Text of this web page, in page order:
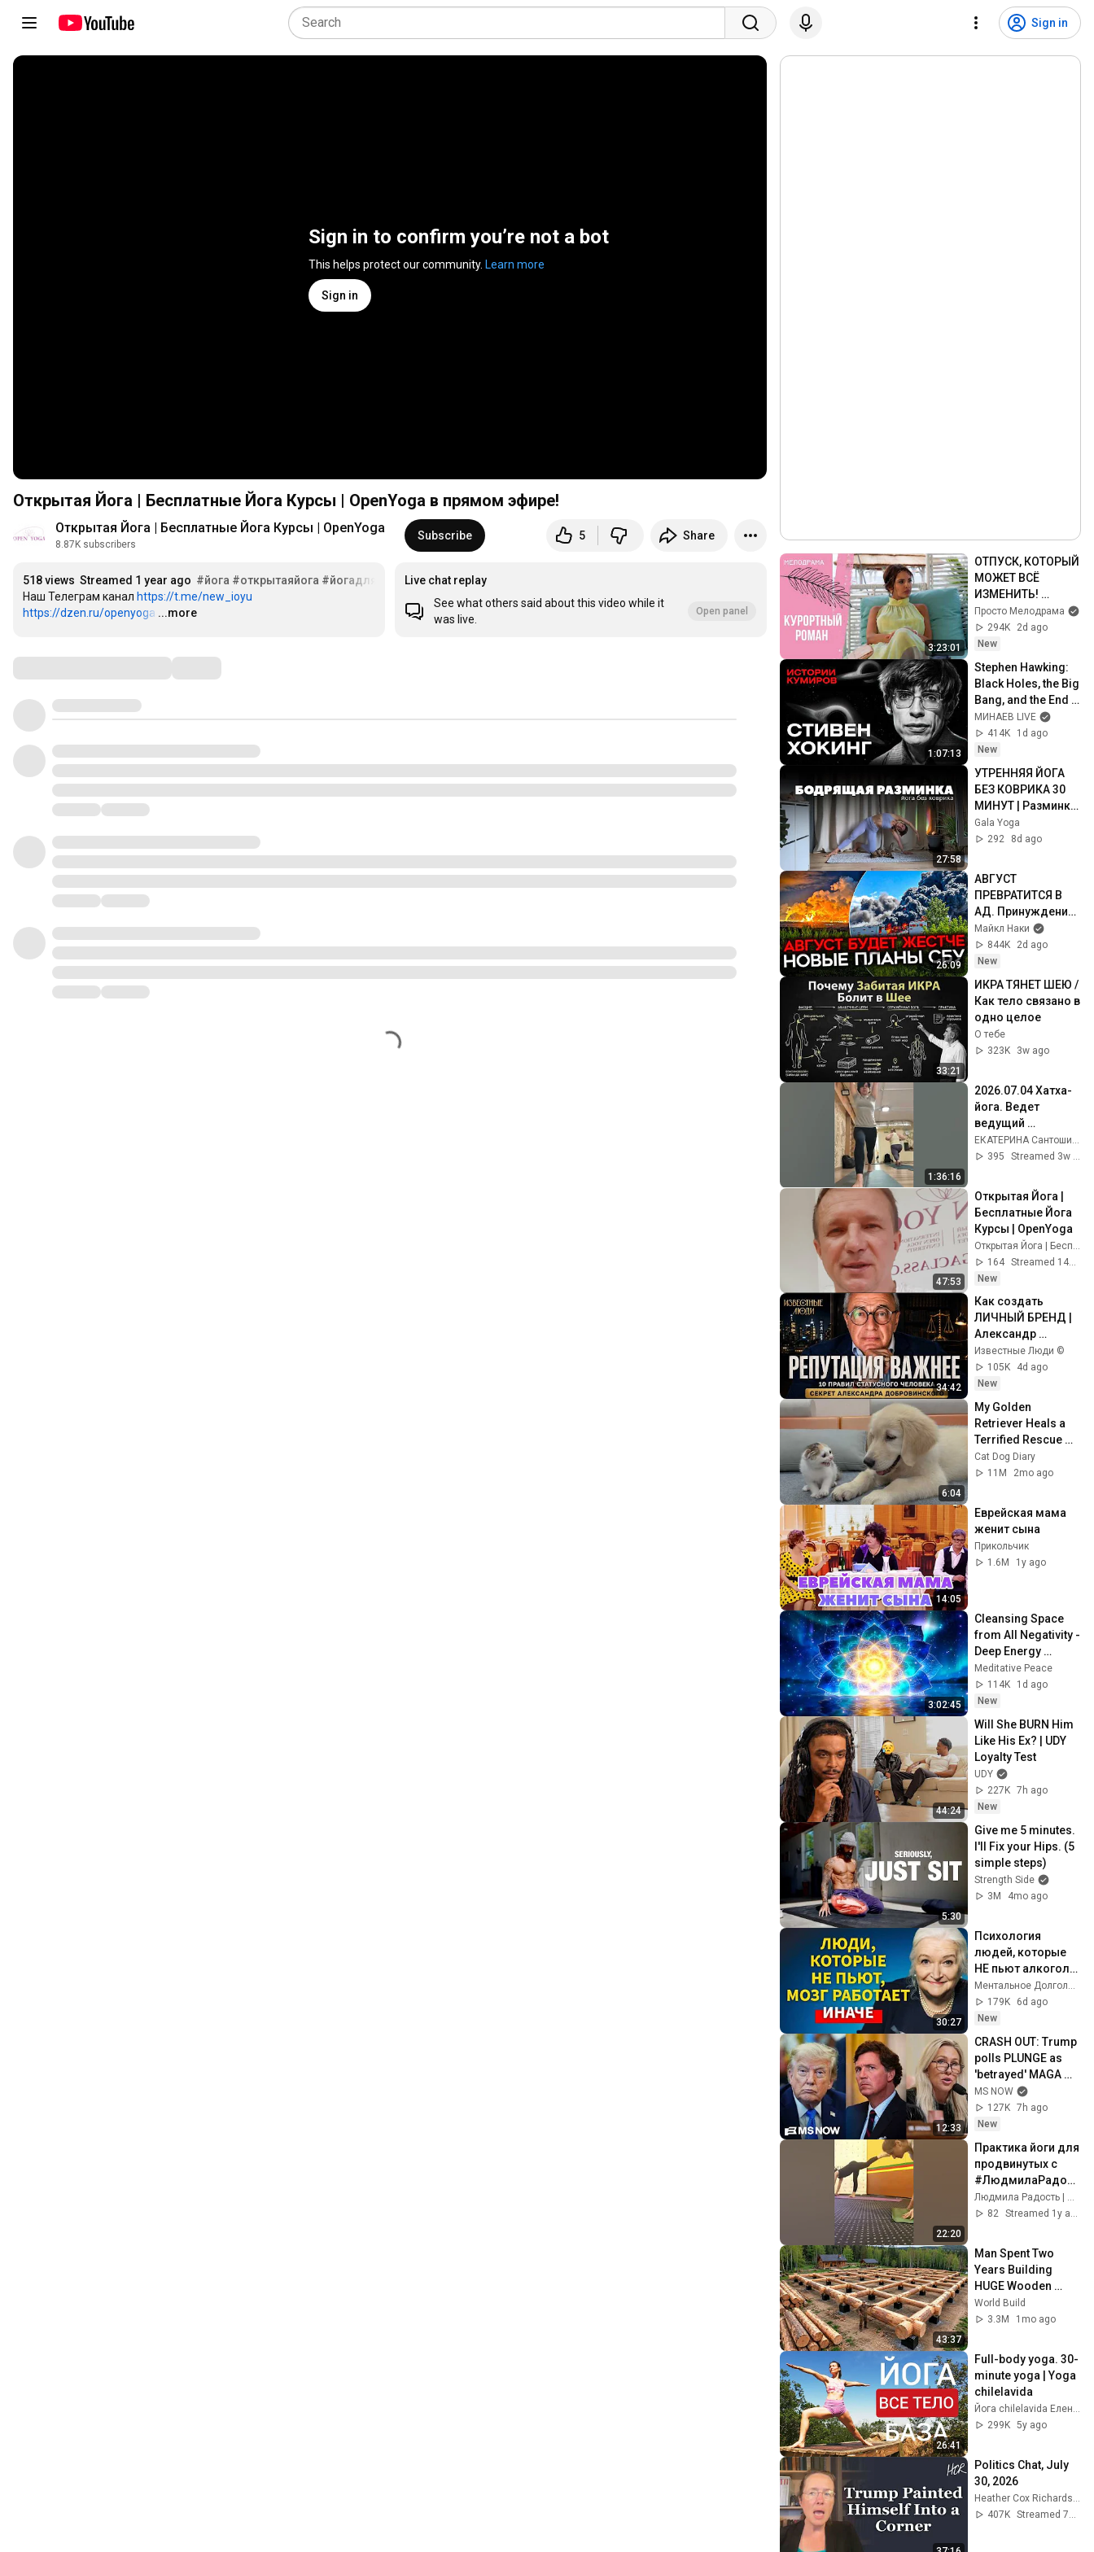
Sign in
Sign in to confirm you’re not a bot
This helps protect our community. Learn more
Sign in
Открытая Йога | Бесплатные Йога Курсы | OpenYoga в прямом эфире!
Открытая Йога | Бесплатные Йога Курсы | OpenYoga
8.87K subscribers
Subscribe 5 Share
518 views Streamed 1 year ago #йога #открытаяйога #йогадлявсех
Наш Телеграм канал https://t.me/new_ioyu
https://dzen.ru/openyoga …
...more
Live chat replay
See what others said about this video while it
was live.
Open panel
3:23:01
ОТПУСК, КОТОРЫЙ
МОЖЕТ ВСЁ
ИЗМЕНИТЬ!
Курортный роман.
Все серии
Просто Мелодрама
294K
2d ago
New
1:07:13
Stephen Hawking:
Black Holes, the Big
Bang, and the End
of the Universe /
Idol Stories /
MINAEV
МИНАЕВ LIVE
414K
1d ago
New
27:58
УТРЕННЯЯ ЙОГА
БЕЗ КОВРИКА 30
МИНУТ | Разминка
всего тела на
КАЖДЫЙ ДЕНЬ
Gala Yoga
292
8d ago
26:09
АВГУСТ
ПРЕВРАТИТСЯ В
АД. Принуждение
к миру только
начинается
Майкл Наки
844K
2d ago
New
33:21
ИКРА ТЯНЕТ ШЕЮ /
Как тело связано в
одно целое
О тебе
323K
3w ago
1:36:16
2026.07.04 Хатха-
йога. Ведет
ведущий
преподаватель
МОЙУ Мила
395
47:53
Открытая Йога |
Бесплатные Йога
Курсы | OpenYoga
164
New
34:42
Как создать
ЛИЧНЫЙ БРЕНД |
Александр
Добровинский
Известные Люди ©
105K
4d ago
New
6:04
My Golden
Retriever Heals a
Terrified Rescue
Kitten in Just 3
Meetings!
Cat Dog Diary
11M
2mo ago
14:05
Еврейская мама
женит сына
Прикольчик
1.6M
1y ago
3:02:45
Cleansing Space
from All Negativity -
Deep Energy
Clearing and
Protection - 417Hz
Meditative Peace
114K
1d ago
New
44:24
Will She BURN Him
Like His Ex? | UDY
Loyalty Test
UDY
227K 7h ago
New
5:30
Give me 5 minutes.
I'll Fix your Hips. (5
simple steps)
Strength Side
3M
4mo ago
30:27
Психология
людей, которые
НЕ пьют алкоголь
(согласно
нейронауке) |
Татьяна
Ментальное Долголетие and 2 more
179K
6d ago
New
12:33
CRASH OUT: Trump
polls PLUNGE as
'betrayed' MAGA
voters bolt, Tucker
Carlson turns & WH
feuds erupt
MS NOW
127K 7h ago
New
22:20
Практика йоги для
продвинутых с
#ЛюдмилаРадост
ь #открытаяйога
ОткрытаяЙога
Людмила Радость | Новороссийск
82
Streamed 1y ago
43:37
Man Spent Two
Years Building
HUGE Wooden
House for his
Family | Start to
World Build
3.3M
1mo ago
26:41
Full-body yoga. 30-
minute yoga | Yoga
chilelavida
299K 5y ago
Politics Chat, July
30, 2026
407K